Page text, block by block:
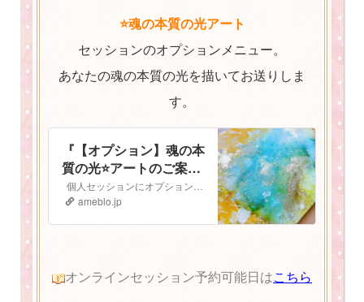
⭐️魂の本質の光アート
セッションのオプションメニュー。
あなたの魂の本質の光を描いてお送りしま
す。
『【オプション】魂の本
質の光⭐️アートのご案
内』
ameblo.jp
オンラインセッション予約可能日はこちら